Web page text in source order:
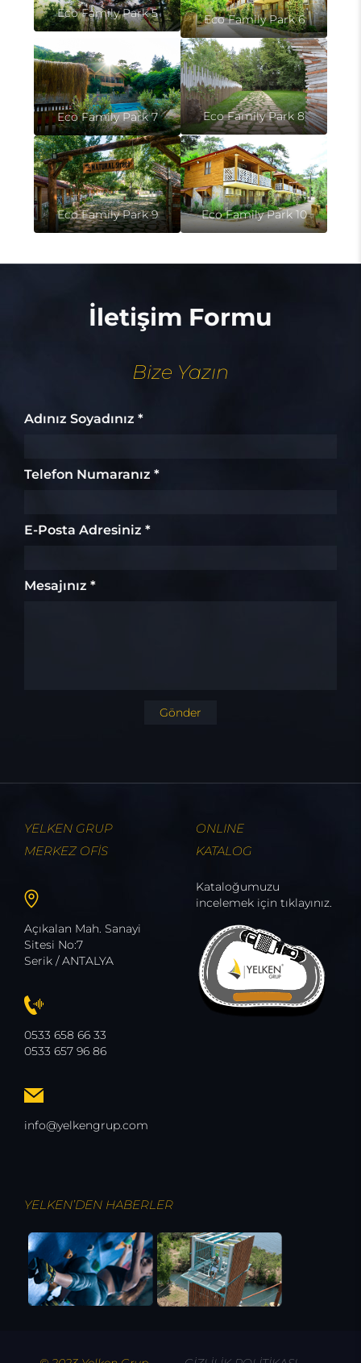
Eco Family Park 5 Eco Family Park 6
Eco Family Park 7 Eco Family Park 8
Eco Family Park 9 Eco Family Park 10
İletişim Formu
Bize Yazın
Adınız Soyadınız *
Telefon Numaranız *
E-Posta Adresiniz *
Mesajınız *
Gönder
YELKEN GRUP
MERKEZ OFİS
Açıkalan Mah. Sanayi
Sitesi No:7
Serik / ANTALYA
0533 658 66 33
0533 657 96 86
info@yelkengrup.com
ONLINE
KATALOG
Kataloğumuzu
incelemek için tıklayınız.
YELKEN’DEN HABERLER